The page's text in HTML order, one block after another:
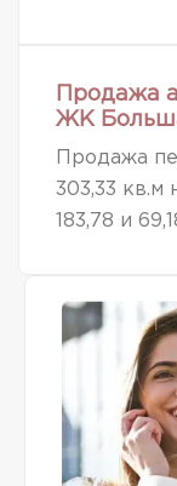
Продажа
ЖК
Продажа
303,33 кв.м
183,78 и